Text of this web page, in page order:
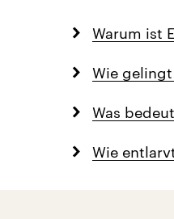
Warum ist
Wie
Was
Wie